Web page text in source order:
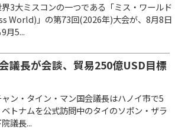
3大ミスコンの一つである「ミス・ワールド
World)」の第73回(2026年)大会が、8月8日
月5...
議長が会談、貿易250億USD目標
ン・タイン・マン国会議長はハノイ市で5
ベトナムを公式訪問中のタイのソポン・ザラ
議長...